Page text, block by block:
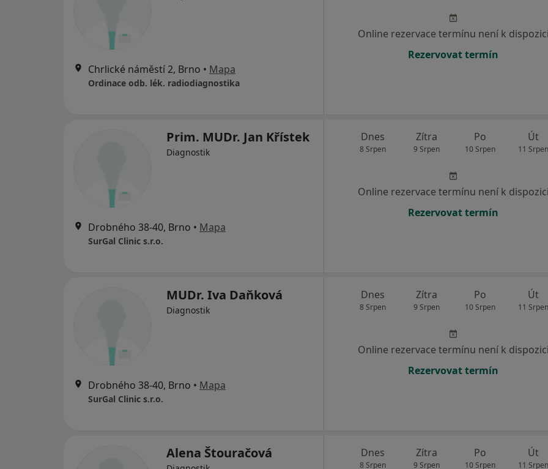
Chrlické náměstí 2, Brno • Mapa
Ordinace odb. lék. radiodiagnostika
Online rezervace termínu není k dispozici
Rezervovat termín
Prim. MUDr. Jan Křístek
Diagnostik
Drobného 38-40, Brno • Mapa
SurGal Clinic s.r.o.
Dnes
8 Srpen
Zítra
9 Srpen
Po
10 Srpen
Út
11 Srpen
Online rezervace termínu není k dispozici
Rezervovat termín
MUDr. Iva Daňková
Diagnostik
Drobného 38-40, Brno • Mapa
SurGal Clinic s.r.o.
Dnes
8 Srpen
Zítra
9 Srpen
Po
10 Srpen
Út
11 Srpen
Online rezervace termínu není k dispozici
Rezervovat termín
Alena Štouračová Dnes
8 Srpen
Zítra
9 Srpen
Po
10 Srpen
Út
11 Srpen